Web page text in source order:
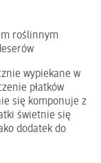
roślinnym
wypiekane w
płatków
się komponuje z
świetnie się
dodatek do